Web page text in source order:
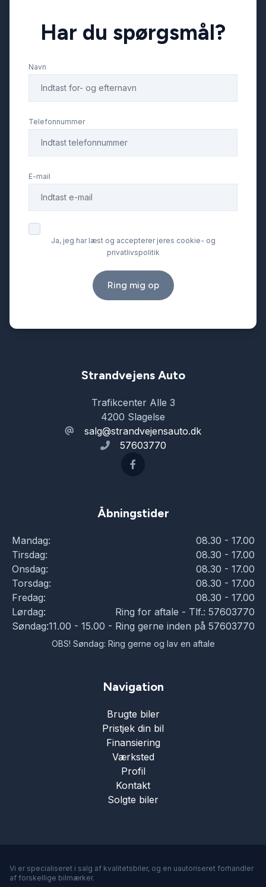
Har du spørgsmål?
Navn
Telefonnummer
E-mail
Ja, jeg har læst og accepterer jeres cookie- og
privatlivspolitik
Ring mig op
Strandvejens Auto
Trafikcenter Alle 3
4200 Slagelse
salg@strandvejensauto.dk
57603770
Åbningstider
Mandag:
08.30 - 17.00
Tirsdag:
08.30 - 17.00
Onsdag:
08.30 - 17.00
Torsdag:
08.30 - 17.00
Fredag:
08.30 - 17.00
Lørdag:
Ring for aftale - Tlf.: 57603770
Søndag:11.00 - 15.00 - Ring gerne inden på 57603770
OBS! Søndag: Ring gerne og lav en aftale
Navigation
Brugte biler
Pristjek din bil
Finansiering
Værksted
Profil
Kontakt
Solgte biler
Vi er specialiseret i salg af kvalitetsbiler, og en uautoriseret forhandler
af forskellige bilmærker.